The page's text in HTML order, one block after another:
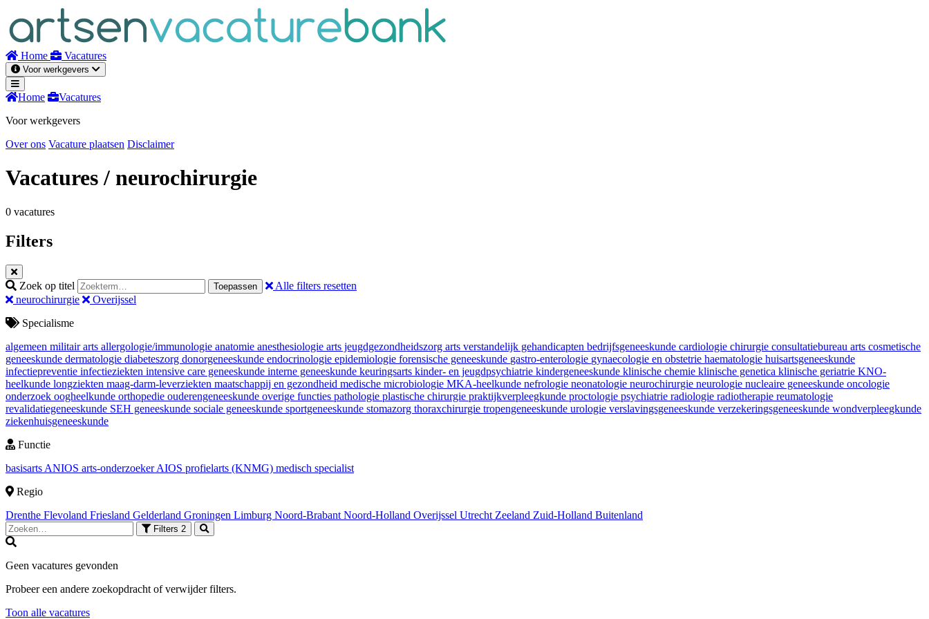
inhoud
Home Vacatures
Voor werkgevers
Home
Vacatures
Voor werkgevers
Over ons Vacature plaatsen Disclaimer
Vacatures/ neurochirurgie
0 vacatures
Filters
Zoek op titel Toepassen
Alle filters resetten
neurochirurgie
Overijssel
Specialisme
algemeen militair arts allergologie/immunologie anatomie anesthesiologie arts jeugdgezondheidszorg arts verstandelijk gehandicapten bedrijfsgeneeskunde cardiologie chirurgie consultatiebureau arts cosmetische
geneeskunde dermatologie diabeteszorg donorgeneeskunde endocrinologie epidemiologie forensische geneeskunde gastro-enterologie gynaecologie en obstetrie haematologie huisartsgeneeskunde
infectiepreventie infectieziekten intensive care geneeskunde interne geneeskunde keuringsarts kinder- en jeugdpsychiatrie kindergeneeskunde klinische chemie klinische genetica klinische geriatrie KNO-
heelkunde longziekten maag-darm-leverziekten maatschappij en gezondheid medische microbiologie MKA-heelkunde nefrologie neonatologie neurochirurgie neurologie nucleaire geneeskunde oncologie
onderzoek oogheelkunde orthopedie ouderengeneeskunde overige functies pathologie plastische chirurgie praktijkverpleegkunde proctologie psychiatrie radiologie radiotherapie reumatologie
revalidatiegeneeskunde SEH geneeskunde sociale geneeskunde sportgeneeskunde stomazorg thoraxchirurgie tropengeneeskunde urologie verslavingsgeneeskunde verzekeringsgeneeskunde wondverpleegkunde
ziekenhuisgeneeskunde
Functie
basisarts ANIOS arts-onderzoekerAIOS profielarts (KNMG) medisch specialist
Regio
Drenthe Flevoland Friesland Gelderland Groningen Limburg Noord-Brabant Noord-Holland Overijssel Utrecht Zeeland Zuid-Holland Buitenland
Filters 2
Geen vacatures gevonden
Probeer een andere zoekopdracht of verwijder filters.
Toon alle vacatures